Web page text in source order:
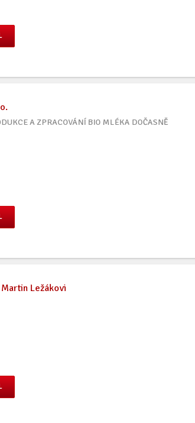
A ZPRACOVÁNÍ BIO MLÉKA DOČASNĚ
Ležákovi